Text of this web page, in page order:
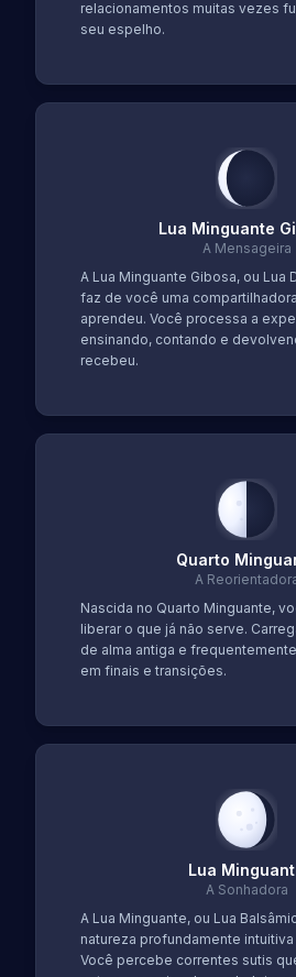
relacionamentos muitas vezes
seu espelho.
Lua Minguante
A Mensageira
A Lua Minguante Gibosa, ou Lua
faz de você uma
aprendeu. Você processa a
ensinando, contando e
recebeu.
Quarto
A
Nascida no Quarto Minguante,
liberar o que já não serve.
de alma antiga e
em finais e transições.
Lua
A Sonhadora
A Lua Minguante, ou Lua
natureza profundamente
Você percebe correntes sutis